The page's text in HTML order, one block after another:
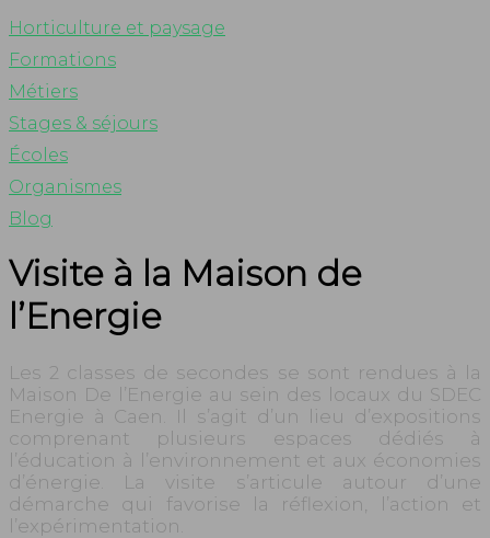
Horticulture et paysage
Formations
Métiers
Stages & séjours
Écoles
Organismes
Blog
Visite à la Maison de
l’Energie
Les 2 classes de secondes se sont rendues à la
Maison De l’Energie au sein des locaux du SDEC
Energie à Caen. Il s’agit d’un lieu d’expositions
comprenant plusieurs espaces dédiés à
l’éducation à l’environnement et aux économies
d’énergie. La visite s’articule autour d’une
démarche qui favorise la réflexion, l’action et
l’expérimentation.